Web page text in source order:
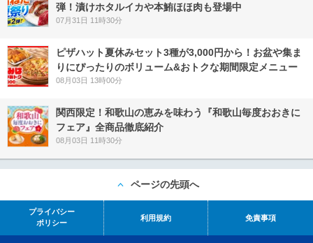
弾！漬けホタルイカや本鮪ほほ肉も登場中
07月31日 11時30分
ピザハット夏休みセット3種が3,000円から！お盆や集ま
りにぴったりのボリューム&おトクな期間限定メニュー
08月03日 13時00分
関西限定！和歌山の恵みを味わう『和歌山毎度おおきに
フェア』全商品徹底紹介
08月03日 11時30分
ページの先頭へ
プライバシー
ポリシー
利用規約 免責事項